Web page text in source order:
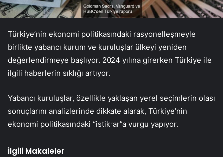
Türkiye’nin ekonomi politikasındaki rasyonelleşmeyle
birlikte yabancı kurum ve kuruluşlar ülkeyi yeniden
değerlendirmeye başlıyor. 2024 yılına girerken Türkiye ile
ilgili haberlerin sıklığı artıyor.
Yabancı kuruluşlar, özellikle yaklaşan yerel seçimlerin olası
sonuçlarını analizlerinde dikkate alarak, Türkiye’nin
ekonomi politikasındaki “istikrar”a vurgu yapıyor.
İlgili Makaleler